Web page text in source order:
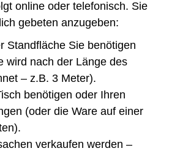
online oder telefonisch. Sie
gebeten anzugeben:
Standfläche Sie benötigen
wird nach der Länge des
– z.B. 3 Meter).
benötigen oder Ihren
(oder die Ware auf einer
verkaufen werden –